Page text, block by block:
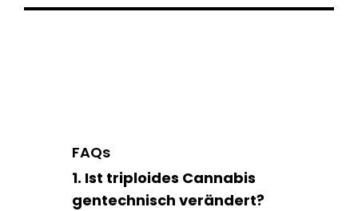
FAQs
1. Ist triploides Cannabis
gentechnisch verändert?